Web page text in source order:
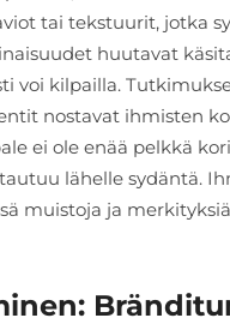
tai tekstuurit, jotka
huutavat
voi kilpailla.
nostavat ihmisten
ei ole enää pelkkä
lähelle sydäntä.
muistoja ja